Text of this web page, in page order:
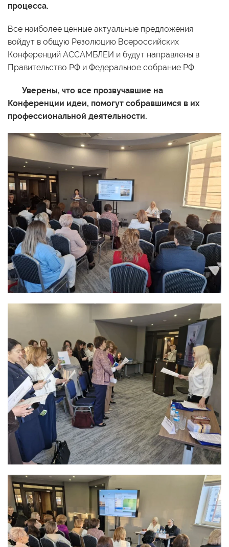
процесса.
Все наиболее ценные актуальные предложения
войдут в общую Резолюцию Всероссийских
Конференций АССАМБЛЕИ и будут направлены в
Правительство РФ и Федеральное собрание РФ.
Уверены, что все прозвучавшие на
Конференции идеи, помогут собравшимся в их
профессиональной деятельности.